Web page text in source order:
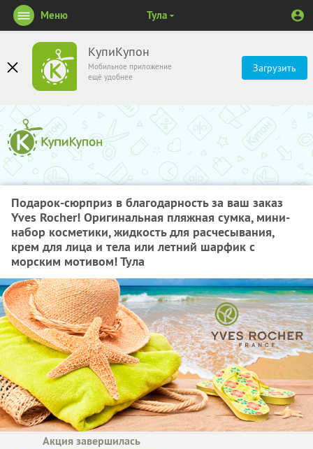
КупиКупон
Мобильное приложение
ещё удобнее
Загрузить
Меню Тула
Подарок-сюрприз в благодарность за ваш заказ
Yves Rocher! Оригинальная пляжная сумка, мини-
набор косметики, жидкость для расчесывания,
крем для лица и тела или летний шарфик с
морским мотивом! Тула
Акция завершилась